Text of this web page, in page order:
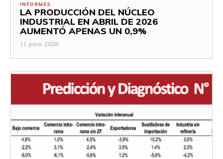
INFORMES
LA PRODUCCIÓN DEL NÚCLEO
INDUSTRIAL EN ABRIL DE 2026
AUMENTÓ APENAS UN 0,9%
11 Junio, 2026